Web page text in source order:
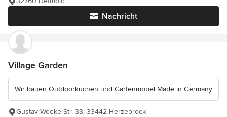
Nachricht
Village Garden
Wir bauen Outdoorküchen und Gartenmöbel Made in Germany
Gustav Weeke Str. 33, 33442 Herzebrock